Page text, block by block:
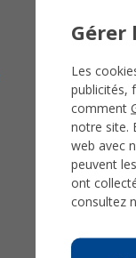
Gérer
Les
publicités,
comment
notre site.
web avec
peuvent
ont
consultez